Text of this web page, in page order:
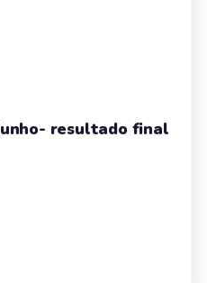
resultado final